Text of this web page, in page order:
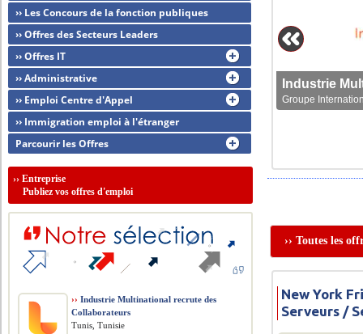
Groupe
Les
Les concours
›› Toutes les
New York
Serveurs /
›› Les Concours de la fonction publiques
›› Offres des Secteurs Leaders
›› Offres IT
›› Administrative
›› Emploi Centre d'Appel
›› Immigration emploi à l'étranger
Parcourir les Offres
››Entreprise
Publiez vos offres d'emploi
›› Industrie Multinational recrute des
Collaborateurs
Tunis, Tunisie